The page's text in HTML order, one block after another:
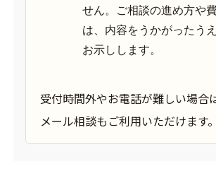
せん。ご相談の進め方や
は、内容をうかがったう
お示しします。
受付時間外やお電話が難しい場合
メール相談もご利用いただけます。